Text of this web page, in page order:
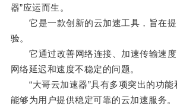
器”应运而生。
它是一款创新的云加速工具，旨在提
验。
它通过改善网络连接、加速传输速度
网络延迟和速度不稳定的问题。
“大哥云加速器”具有多项突出的功能
能够为用户提供稳定可靠的云加速服务。